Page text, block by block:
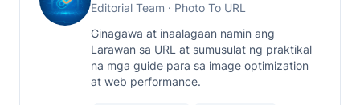
Editorial Team · Photo To URL
Ginagawa at inaalagaan namin ang
Larawan sa URL at sumusulat ng praktikal
na mga guide para sa image optimization
at web performance.